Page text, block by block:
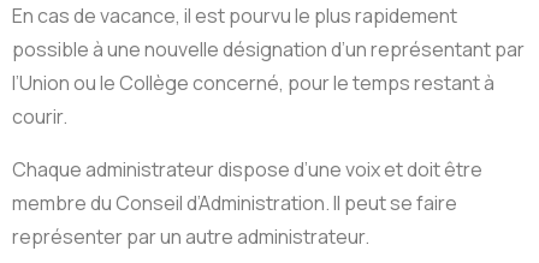
En cas de vacance, il est pourvu le plus rapidement
possible à une nouvelle désignation d’un représentant par
l’Union ou le Collège concerné, pour le temps restant à
courir.
Chaque administrateur dispose d’une voix et doit être
membre du Conseil d’Administration. Il peut se faire
représenter par un autre administrateur.